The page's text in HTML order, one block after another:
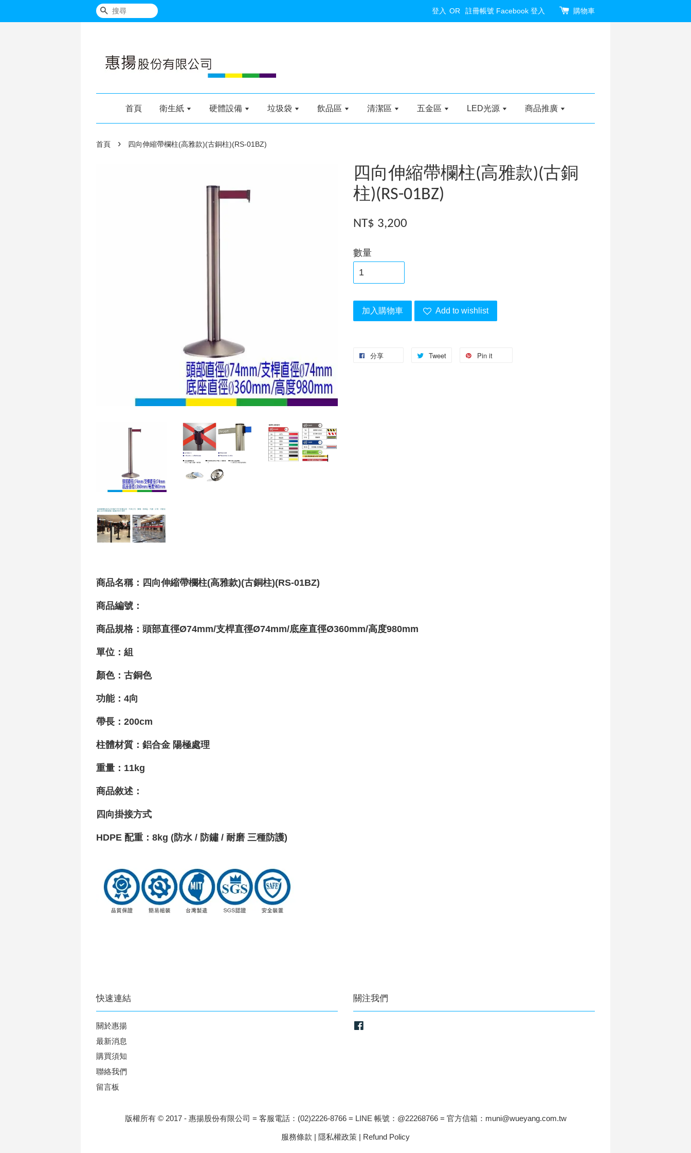
搜尋 登入 OR 註冊帳號 Facebook 登入 購物車
首頁 衛生紙 硬體設備 垃圾袋 飲品區 清潔區 五金區 LED光源 商品推廣
首頁 › 四向伸縮帶欄柱(高雅款)(古銅柱)(RS-01BZ)
四向伸縮帶欄柱(高雅款)(古銅
柱)(RS-01BZ)
NT$ 3,200
數量
加入購物車 Add to wishlist
分享 Tweet Pin it
商品名稱：四向伸縮帶欄柱(高雅款)(古銅柱)(RS-01BZ)
商品編號：
商品規格：頭部直徑Ø74mm/支桿直徑Ø74mm/底座直徑Ø360mm/高度980mm
單位：組
顏色：古銅色
功能：4向
帶長：200cm
柱體材質 ：鋁合金 陽極處理
重量 ：11kg
商品敘述：
四向掛接方式
HDPE 配重 ：8kg (防水 / 防鏽 / 耐磨 三種防護)
快速連結
關於惠揚
最新消息
購買須知
聯絡我們
留言板
關注我們
版權所有 © 2017 - 惠揚股份有限公司 = 客服電話：(02)2226-8766 = LINE 帳號：@22268766 = 官方信箱：muni@wueyang.com.tw
服務條款 | 隱私權政策 | Refund Policy